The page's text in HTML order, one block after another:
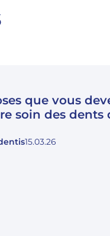
que vous
soin des dents
15.03.26